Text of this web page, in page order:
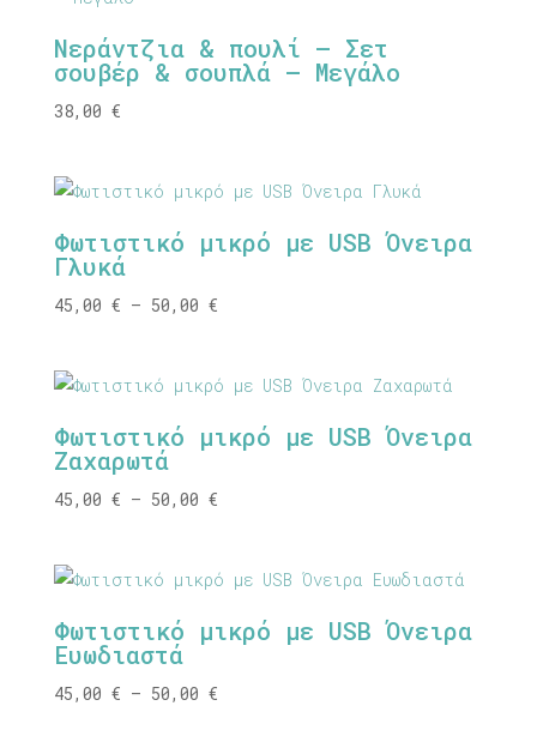
Νεράντζια & πουλί – Σετ
σουβέρ & σουπλά – Μεγάλο
38,00 €
Φωτιστικό μικρό με USB Όνειρα
Γλυκά
45,00 € – 50,00 €Price
through
50,00 €
Φωτιστικό μικρό με USB Όνειρα
Ζαχαρωτά
45,00 € – 50,00 €Price
through
50,00 €
Φωτιστικό μικρό με USB Όνειρα
Ευωδιαστά
45,00 € – 50,00 €Price